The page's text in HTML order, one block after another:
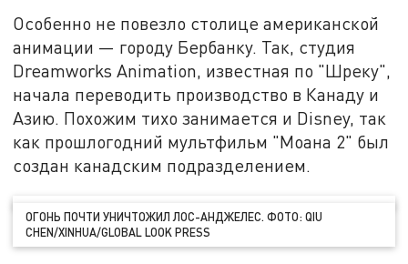
Особенно не повезло столице американской
анимации — городу Бербанку. Так, студия
Dreamworks Animation, известная по "Шреку",
начала переводить производство в Канаду и
Азию. Похожим тихо занимается и Disney, так
как прошлогодний мультфильм "Моана 2" был
создан канадским подразделением.
ОГОНЬ ПОЧТИ УНИЧТОЖИЛ ЛОС-АНДЖЕЛЕС. ФОТО: QIU
CHEN/XINHUA/GLOBAL LOOK PRESS